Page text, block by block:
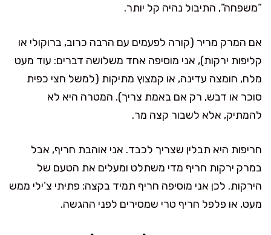
“משפחה”, התיבול נהיה קל יותר.
אם המרק מריר (קורה לפעמים עם הרבה כרוב, ברוקולי או
קליפות ירקות), אני מוסיפה אחד משלושה דברים: עוד מעט
מלח, חומצה עדינה, או קמצוץ מתיקות (למשל חצי כפית
סוכר או דבש, רק אם באמת צריך). המטרה היא לא
להמתיק, אלא לשבור קצה מר.
חריפות היא תבלין שצריך לכבד. אני אוהבת חריף, אבל
במרק ירקות חריף מדי משתלט ומעלים את הטעם של
הירקות. לכן אני מוסיפה חריף תמיד בקצה: פתיתי צ’ילי ממש
מעט, או פלפל חריף טרי שמסירים לפני ההגשה.